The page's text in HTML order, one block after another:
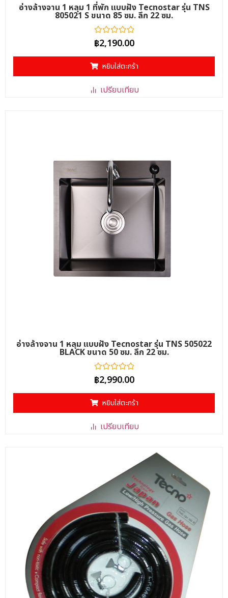
อ่างล้างจาน 1 หลุม 1 ที่พัก แบบฝัง Tecnostar รุ่น TNS
805021 S ขนาด 85 ซม. ลึก 22 ซม.
ให้
คะแนน
0
ตั้งแต่
1-
5
฿2,190.00
หยิบใส่ตะกร้า
เปรียบเทียบ
อ่างล้างจาน 1 หลุม แบบฝัง Tecnostar รุ่น TNS 505022
BLACK ขนาด 50 ซม. ลึก 22 ซม.
ให้
คะแนน
0
ตั้งแต่
1-
5
฿2,990.00
หยิบใส่ตะกร้า
เปรียบเทียบ